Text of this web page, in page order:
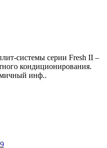
системы серии Fresh II –
кондиционирования.
инф..